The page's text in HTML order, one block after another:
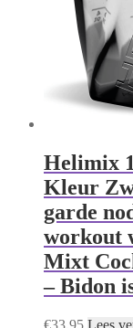
Helimix
Kleur
garde
workout
Mixt
– Bidon
€33,95 Lees